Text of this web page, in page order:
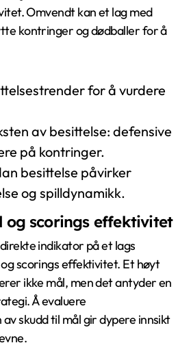
Omvendt kan et lag med
kontringer og dødballer for å
for å vurdere
av besittelse: defensive
på kontringer.
besittelse påvirker
og spilldynamikk.
og scorings effektivitet
indikator på et lags
scorings effektivitet. Et høyt
ikke mål, men det antyder en
Å evaluere
skudd til mål gir dypere innsikt